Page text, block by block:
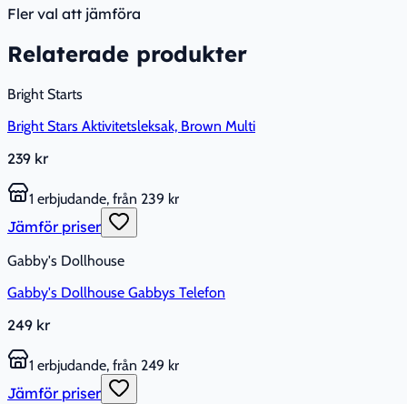
Fler val att jämföra
Relaterade produkter
Bright Starts
Bright Stars Aktivitetsleksak, Brown Multi
239 kr
1 erbjudande, från 239 kr
Jämför priser
Gabby's Dollhouse
Gabby's Dollhouse Gabbys Telefon
249 kr
1 erbjudande, från 249 kr
Jämför priser